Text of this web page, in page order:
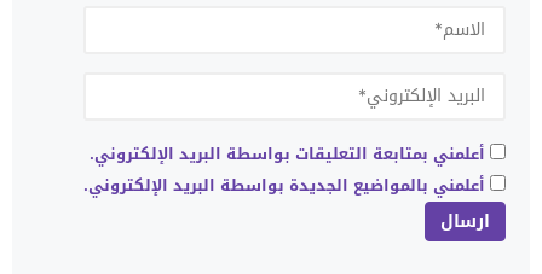
أعلمني بمتابعة التعليقات بواسطة البريد الإلكتروني.
أعلمني بالمواضيع الجديدة بواسطة البريد الإلكتروني.